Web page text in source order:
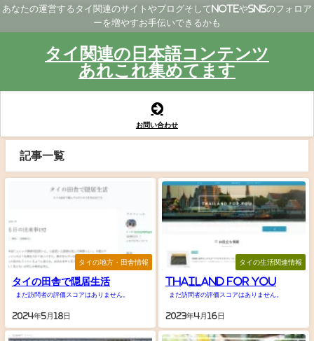
あなたの運営するタイ関連のサイトやブログそしてNoteやSNSのフォロア
ーを増やすお手伝いできるかも
タイ関連の日本語コンテンツ
あれこれ集めてます
お問い合わせ
記事一覧
タイの地方・田舎情報
タイの田舎で隠居生活
まだ訪問者の評価スコアはありません。
2024年5月18日
タイの生活関連情報
THAILAND FOR YOU
まだ訪問者の評価スコアはありません。
2023年4月16日